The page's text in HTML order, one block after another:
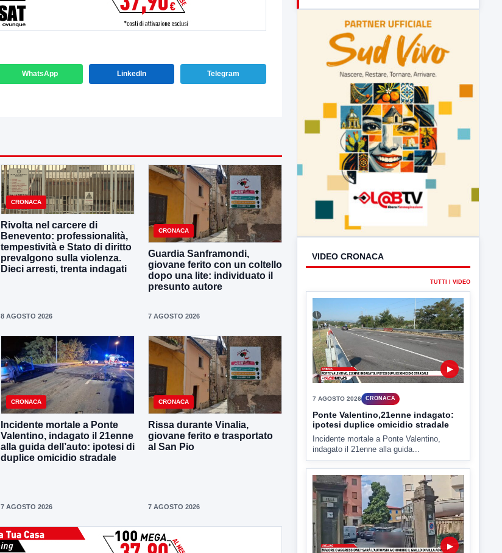
WhatsApp LinkedIn Telegram
CRONACA
Rivolta nel carcere di
Benevento: professionalità,
tempestività e Stato di diritto
prevalgono sulla violenza.
Dieci arresti, trenta indagati
8 AGOSTO 2026
CRONACA
Guardia Sanframondi,
giovane ferito con un coltello
dopo una lite: individuato il
presunto autore
7 AGOSTO 2026
CRONACA
Incidente mortale a Ponte
Valentino, indagato il 21enne
alla guida dell’auto: ipotesi di
duplice omicidio stradale
7 AGOSTO 2026
CRONACA
Rissa durante Vinalia,
giovane ferito e trasportato
al San Pio
7 AGOSTO 2026
LabNews (replica)
VIDEO CRONACA
TUTTI I VIDEO
▶
7 AGOSTO 2026 CRONACA
Ponte Valentino,21enne indagato:
ipotesi duplice omicidio stradale
Incidente mortale a Ponte Valentino,
indagato il 21enne alla guida...
▶